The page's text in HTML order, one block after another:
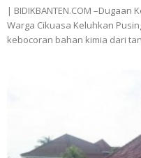
| BIDIKBANTEN.COM –Dugaan
Warga Cikuasa Keluhkan
kebocoran bahan kimia dari